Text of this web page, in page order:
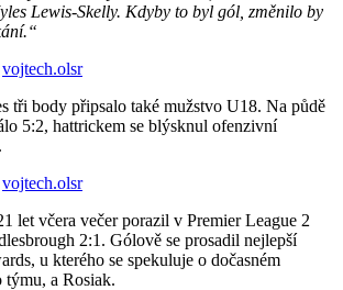
Lewis-Skelly. Kdyby to byl gól, změnilo by
vojtech.olsr
tři body připsalo také mužstvo U18. Na půdě
5:2, hattrickem se blýsknul ofenzivní
vojtech.olsr
let včera večer porazil v Premier League 2
2:1. Gólově se prosadil nejlepší
u kterého se spekuluje o dočasném
a Rosiak.